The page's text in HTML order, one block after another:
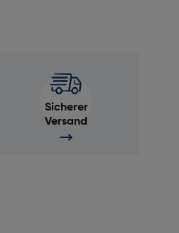
Sicherer
Versand